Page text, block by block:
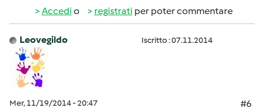
Accedi o registrati per poter commentare
Leovegildo Iscritto : 07.11.2014
Mer, 11/19/2014 - 20:47
#6